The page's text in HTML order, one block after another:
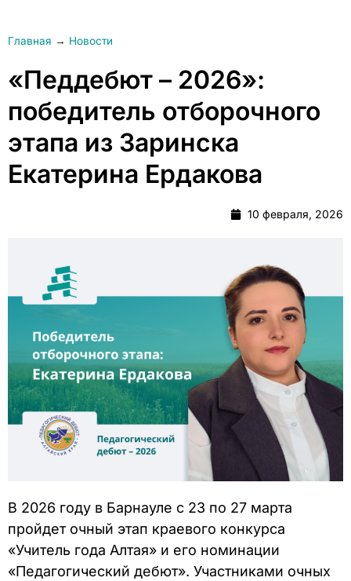
Главная → Новости
«Педдебют – 2026»:
победитель отборочного
этапа из Заринска
Екатерина Ердакова
10 февраля, 2026
В 2026 году в Барнауле с 23 по 27 марта
пройдет очный этап краевого конкурса
«Учитель года Алтая» и его номинации
«Педагогический дебют». Участниками очных